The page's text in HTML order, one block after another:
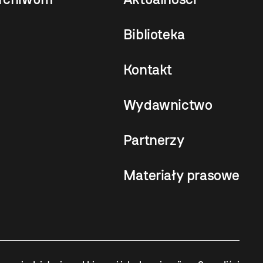
Biblioteka
Kontakt
Wydawnictwo
Partnerzy
Materiały prasowe